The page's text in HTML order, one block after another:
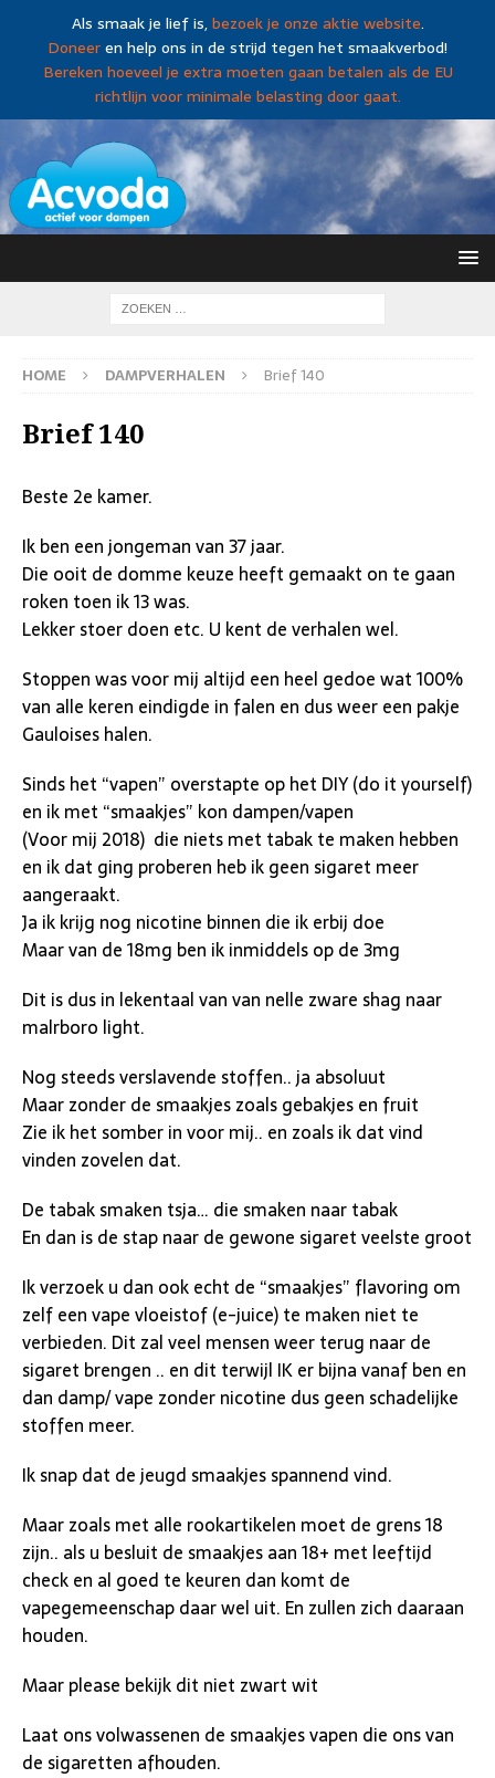
Als smaak je lief is,bezoek je onze aktie website.
Doneeren help ons in de strijd tegen het smaakverbod!
Bereken hoeveel je extra moeten gaan betalen als de EU
richtlijn voor minimale belasting door gaat.
HOME DAMPVERHALEN Brief 140
Brief 140
Beste 2e kamer.
Ik ben een jongeman van 37 jaar.
Die ooit de domme keuze heeft gemaakt on te gaan
roken toen ik 13 was.
Lekker stoer doen etc. U kent de verhalen wel.
Stoppen was voor mij altijd een heel gedoe wat 100%
van alle keren eindigde in falen en dus weer een pakje
Gauloises halen.
Sinds het “vapen” overstapte op het DIY (do it yourself)
en ik met “smaakjes” kon dampen/vapen
(Voor mij 2018) die niets met tabak te maken hebben
en ik dat ging proberen heb ik geen sigaret meer
aangeraakt.
Ja ik krijg nog nicotine binnen die ik erbij doe
Maar van de 18mg ben ik inmiddels op de 3mg
Dit is dus in lekentaal van van nelle zware shag naar
malrboro light.
Nog steeds verslavende stoffen.. ja absoluut
Maar zonder de smaakjes zoals gebakjes en fruit
Zie ik het somber in voor mij.. en zoals ik dat vind
vinden zovelen dat.
De tabak smaken tsja… die smaken naar tabak
En dan is de stap naar de gewone sigaret veelste groot
Ik verzoek u dan ook echt de “smaakjes” flavoring om
zelf een vape vloeistof (e-juice) te maken niet te
verbieden. Dit zal veel mensen weer terug naar de
sigaret brengen .. en dit terwijl IK er bijna vanaf ben en
dan damp/ vape zonder nicotine dus geen schadelijke
stoffen meer.
Ik snap dat de jeugd smaakjes spannend vind.
Maar zoals met alle rookartikelen moet de grens 18
zijn.. als u besluit de smaakjes aan 18+ met leeftijd
check en al goed te keuren dan komt de
vapegemeenschap daar wel uit. En zullen zich daaraan
houden.
Maar please bekijk dit niet zwart wit
Laat ons volwassenen de smaakjes vapen die ons van
de sigaretten afhouden.